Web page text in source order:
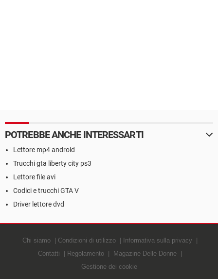
POTREBBE ANCHE INTERESSARTI
Lettore mp4 android
Trucchi gta liberty city ps3
Lettore file avi
Codici e trucchi GTA V
Driver lettore dvd
Chi siamo Condizioni di utilizzo
Informativa sulla privacy
Contatti
Regolamento
Magazine Delle Donne
Gestione dei cookie